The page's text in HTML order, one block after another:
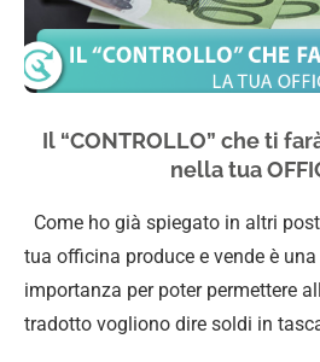
Il “CONTROLLO” che ti
nella tua
Come ho già spiegato in altri
tua officina produce e vende è
importanza per poter permettere
tradotto vogliono dire soldi in